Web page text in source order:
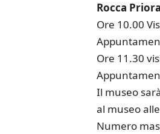
Rocca
Ore 10.00
Ore 11.30
Il museo
al museo
Numero